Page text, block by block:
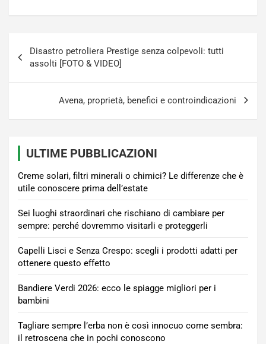
articoli
Disastro petroliera Prestige senza colpevoli: tutti
assolti [FOTO & VIDEO]
Avena, proprietà, benefici e controindicazioni
ULTIME PUBBLICAZIONI
Creme solari, filtri minerali o chimici? Le differenze che è
utile conoscere prima dell’estate
Sei luoghi straordinari che rischiano di cambiare per
sempre: perché dovremmo visitarli e proteggerli
Capelli Lisci e Senza Crespo: scegli i prodotti adatti per
ottenere questo effetto
Bandiere Verdi 2026: ecco le spiagge migliori per i
bambini
Tagliare sempre l’erba non è così innocuo come sembra:
il retroscena che in pochi conoscono